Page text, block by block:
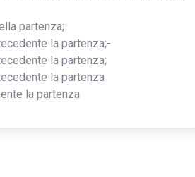
partenza;
la partenza;-
la partenza;
la partenza
la partenza